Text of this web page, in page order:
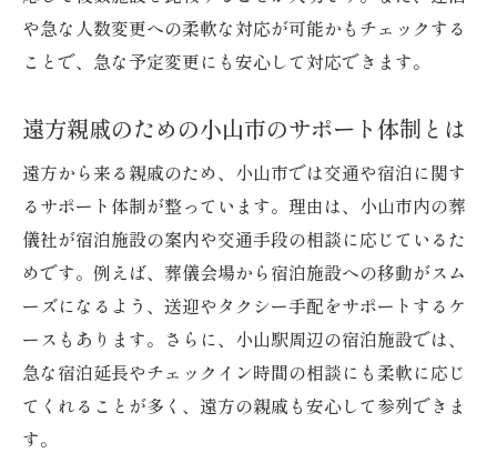
や急な人数変更への柔軟な対応が可能かもチェックする
ことで、急な予定変更にも安心して対応できます。
遠方親戚のための小山市のサポート体制とは
遠方から来る親戚のため、小山市では交通や宿泊に関す
るサポート体制が整っています。理由は、小山市内の葬
儀社が宿泊施設の案内や交通手段の相談に応じているた
めです。例えば、葬儀会場から宿泊施設への移動がスム
ーズになるよう、送迎やタクシー手配をサポートするケ
ースもあります。さらに、小山駅周辺の宿泊施設では、
急な宿泊延長やチェックイン時間の相談にも柔軟に応じ
てくれることが多く、遠方の親戚も安心して参列できま
す。